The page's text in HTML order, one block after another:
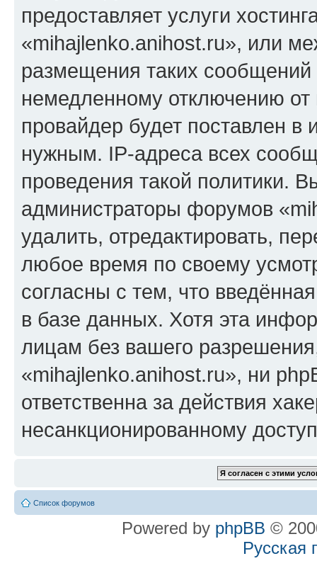
предоставляет услуги
«mihajlenko.anihost.ru», или
размещения таких
немедленному отключению
провайдер будет поставлен в
нужным. IP-адреса всех
проведения такой политики.
администраторы форумов
удалить, отредактировать,
любое время по своему
согласны с тем, что
в базе данных. Хотя эта
лицам без вашего
«mihajlenko.anihost.ru», ни
ответственна за действия
несанкционированному
Список форумов
Powered by phpBB ©
Русская